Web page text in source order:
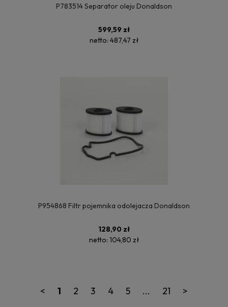
P783514 Separator oleju Donaldson
599,59 zł
netto: 487,47 zł
P954868 Filtr pojemnika odolejacza Donaldson
128,90 zł
netto: 104,80 zł
< 1 2 3 4 5 ... 21 >